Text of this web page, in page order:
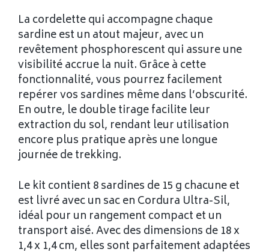
La cordelette qui accompagne chaque
sardine est un atout majeur, avec un
revêtement phosphorescent qui assure une
visibilité accrue la nuit. Grâce à cette
fonctionnalité, vous pourrez facilement
repérer vos sardines même dans l’obscurité.
En outre, le double tirage facilite leur
extraction du sol, rendant leur utilisation
encore plus pratique après une longue
journée de trekking.
Le kit contient 8 sardines de 15 g chacune et
est livré avec un sac en Cordura Ultra-Sil,
idéal pour un rangement compact et un
transport aisé. Avec des dimensions de 18 x
1,4 x 1,4 cm, elles sont parfaitement adaptées